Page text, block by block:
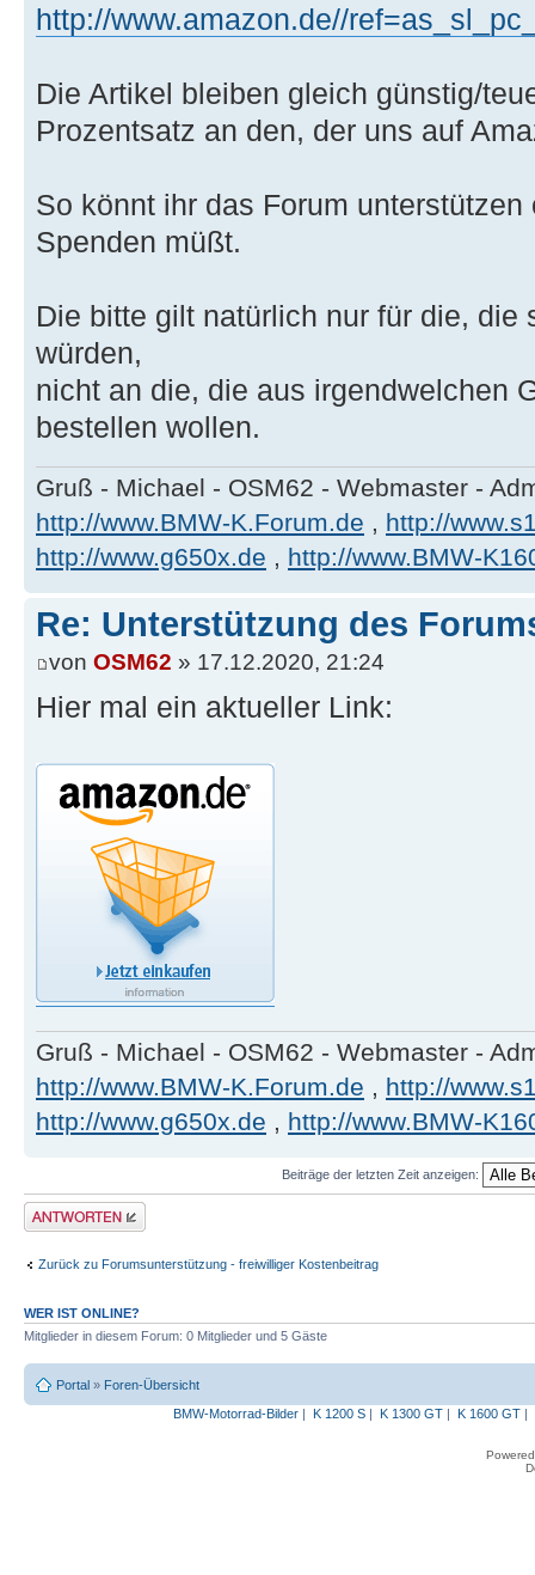
http://www.amazon.de//
Die Artikel bleiben gleich günstig/
Prozentsatz an den, der uns auf
So könnt ihr das Forum
Spenden müßt.
Die bitte gilt natürlich nur für die,
würden,
nicht an die, die aus irgendwelchen
bestellen wollen.
Gruß - Michael - OSM62 - Webmaster -
http://www.BMW-K.Forum.de , http://
http://www.g650x.de , http://www.BMW-
Re: Unterstützung des
von OSM62 » 17.12.2020, 21:24
Hier mal ein aktueller Link:
Gruß - Michael - OSM62 - Webmaster -
http://www.BMW-K.Forum.de , http://
http://www.g650x.de , http://www.BMW-
Beiträge der letzten Zeit anzeigen:
Antwort erstellen
Zurück zu Forumsunterstützung - freiwilliger Kostenbeitrag
WER IST ONLINE?
Mitglieder in diesem Forum: 0 Mitglieder und 5 Gäste
Portal » Foren-Übersicht
BMW-Motorrad-Bilder| K 1200 S| K 1300 GT| K 1600 GT|